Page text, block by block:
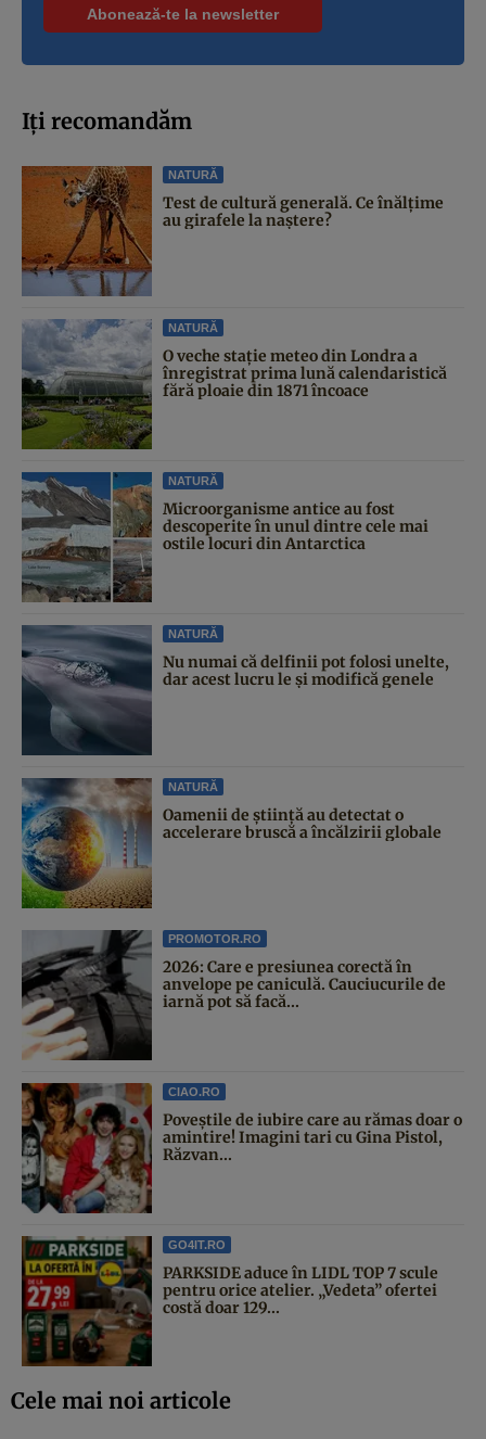
Iți recomandăm
NATURĂ
Test de cultură generală. Ce înălțime
au girafele la naștere?
NATURĂ
O veche stație meteo din Londra a
înregistrat prima lună calendaristică
fără ploaie din 1871 încoace
NATURĂ
Microorganisme antice au fost
descoperite în unul dintre cele mai
ostile locuri din Antarctica
NATURĂ
Nu numai că delfinii pot folosi unelte,
dar acest lucru le și modifică genele
NATURĂ
Oamenii de știință au detectat o
accelerare bruscă a încălzirii globale
PROMOTOR.RO
2026: Care e presiunea corectă în
anvelope pe caniculă. Cauciucurile de
iarnă pot să facă...
CIAO.RO
Poveştile de iubire care au rămas doar o
amintire! Imagini tari cu Gina Pistol,
Răzvan...
GO4IT.RO
PARKSIDE aduce în LIDL TOP 7 scule
pentru orice atelier. „Vedeta” ofertei
costă doar 129...
Cele mai noi articole